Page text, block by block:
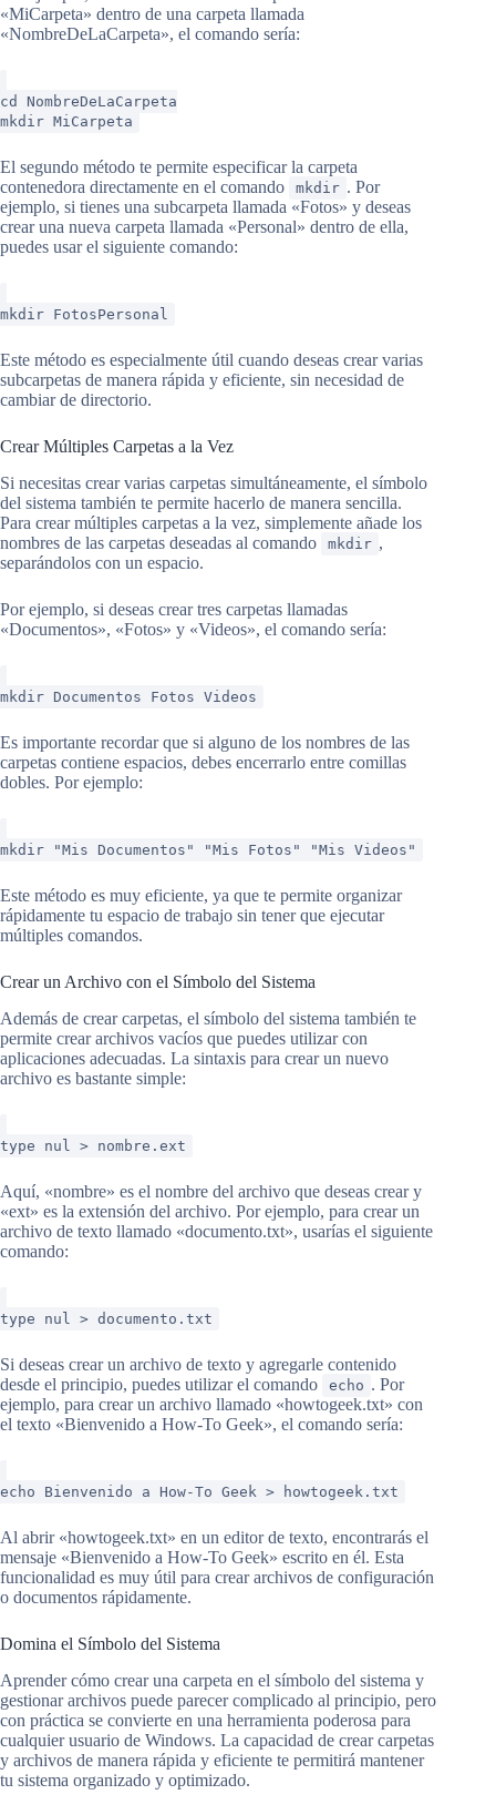
«MiCarpeta» dentro de una carpeta llamada
«NombreDeLaCarpeta», el comando sería:
cd NombreDeLaCarpeta
mkdir MiCarpeta
El segundo método te permite especificar la carpeta
contenedora directamente en el comando
mkdir . Por
ejemplo, si tienes una subcarpeta llamada «Fotos» y deseas
crear una nueva carpeta llamada «Personal» dentro de ella,
puedes usar el siguiente comando:
mkdir FotosPersonal
Este método es especialmente útil cuando deseas crear varias
subcarpetas de manera rápida y eficiente, sin necesidad de
cambiar de directorio.
Crear Múltiples Carpetas a la Vez
Si necesitas crear varias carpetas simultáneamente, el símbolo
del sistema también te permite hacerlo de manera sencilla.
Para crear múltiples carpetas a la vez, simplemente añade los
nombres de las carpetas deseadas al comando
mkdir ,
separándolos con un espacio.
Por ejemplo, si deseas crear tres carpetas llamadas
«Documentos», «Fotos» y «Videos», el comando sería:
mkdir Documentos Fotos Videos
Es importante recordar que si alguno de los nombres de las
carpetas contiene espacios, debes encerrarlo entre comillas
dobles. Por ejemplo:
mkdir "Mis Documentos" "Mis Fotos" "Mis Videos"
Este método es muy eficiente, ya que te permite organizar
rápidamente tu espacio de trabajo sin tener que ejecutar
múltiples comandos.
Crear un Archivo con el Símbolo del Sistema
Además de crear carpetas, el símbolo del sistema también te
permite crear archivos vacíos que puedes utilizar con
aplicaciones adecuadas. La sintaxis para crear un nuevo
archivo es bastante simple:
type nul > nombre.ext
Aquí, «nombre» es el nombre del archivo que deseas crear y
«ext» es la extensión del archivo. Por ejemplo, para crear un
archivo de texto llamado «documento.txt», usarías el siguiente
comando:
type nul > documento.txt
Si deseas crear un archivo de texto y agregarle contenido
desde el principio, puedes utilizar el comando
echo . Por
ejemplo, para crear un archivo llamado «howtogeek.txt» con
el texto «Bienvenido a How-To Geek», el comando sería:
echo Bienvenido a How-To Geek > howtogeek.txt
Al abrir «howtogeek.txt» en un editor de texto, encontrarás el
mensaje «Bienvenido a How-To Geek» escrito en él. Esta
funcionalidad es muy útil para crear archivos de configuración
o documentos rápidamente.
Domina el Símbolo del Sistema
Aprender cómo crear una carpeta en el símbolo del sistema y
gestionar archivos puede parecer complicado al principio, pero
con práctica se convierte en una herramienta poderosa para
cualquier usuario de Windows. La capacidad de crear carpetas
y archivos de manera rápida y eficiente te permitirá mantener
tu sistema organizado y optimizado.